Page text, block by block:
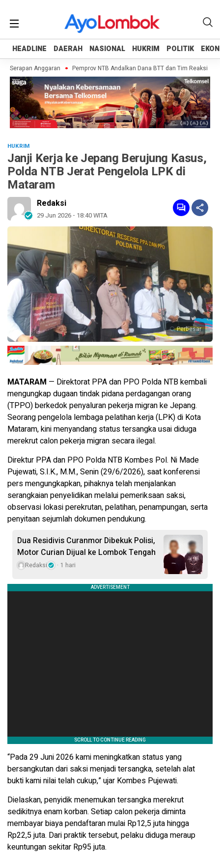
HEADLINE DAERAH NASIONAL HUKRIM POLITIK
HEADLINE DAERAH NASIONAL HUKRIM POLITIK
Anggaran Pemprov NTB Andalkan Dana BTT dan Tim Reaksi
HUKRIM
Janji Kerja ke Jepang Berujung Kasus,
Polda NTB Jerat Pengelola LPK di
Mataram
Redaksi
29 Jun 2026 - 18:40 WITA
Perbesar
MATARAM — Direktorat PPA dan PPO Polda NTB kembali
mengungkap dugaan tindak pidana perdagangan orang
(TPPO) berkedok penyaluran pekerja migran ke Jepang.
Seorang pengelola lembaga pelatihan kerja (LPK) di Kota
Mataram, kini menyandang status tersangka usai diduga
merekrut calon pekerja migran secara ilegal.
Direktur PPA dan PPO Polda NTB Kombes Pol. Ni Made
Pujewati, S.I.K., M.M., Senin (29/6/2026), saat konferensi
pers mengungkapkan, pihaknya telah menjalankan
serangkaian penyelidikan melalui pemeriksaan saksi,
observasi lokasi perekrutan, pelatihan, penampungan, serta
penyitaan sejumlah dokumen pendukung.
Dua Residivis Curanmor Dibekuk Polisi,
Motor Curian Dijual ke Lombok Tengah
Redaksi 1 hari
“Pada 29 Juni 2026 kami meningkatkan status yang
bersangkutan dari saksi menjadi tersangka, setelah alat
bukti kami nilai telah cukup,” ujar Kombes Pujewati.
Dielaskan, penyidik menemukan tersangka merekrut
sedikitnya enam korban. Setiap calon pekerja diminta
membayar biaya pendaftaran mulai Rp12,5 juta hingga
Rp22,5 juta. Dari praktik tersebut, pelaku diduga meraup
keuntungan sekitar Rp95 juta.